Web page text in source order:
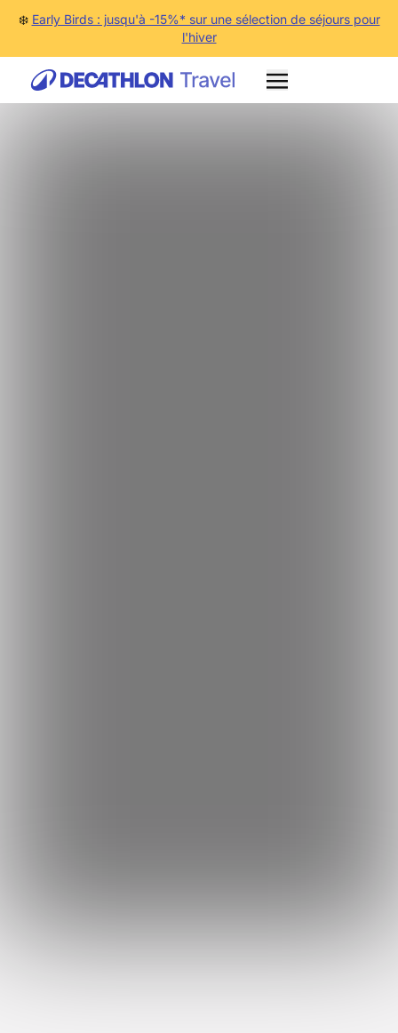
❄️ Early Birds : jusqu'à -15%* sur une sélection de séjours pour
l'hiver